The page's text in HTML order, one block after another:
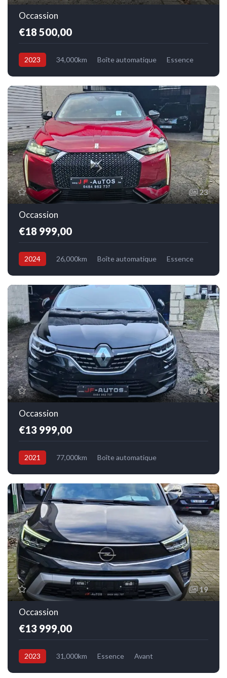
Occassion
€18 500,00
2023 34,000km Boîte automatique
Essence
23
Occassion
€18 999,00
2024 26,000km Boîte automatique
Essence
19
Occassion
€13 999,00
2021 77,000km
Boîte automatique
19
Occassion
€13 999,00
2023 31,000km Essence Avant